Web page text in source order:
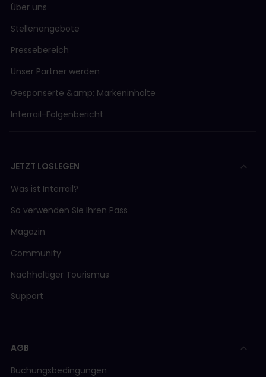
Über uns
Stellenangebote
Pressebereich
Unser Partner werden
Gesponserte &amp; Markeninhalte
Interrail-Folgenbericht
JETZT LOSLEGEN
Was ist Interrail?
So verwenden Sie Ihren Pass
Magazin
Community
Nachhaltiger Tourismus
Support
AGB
Buchungsbedingungen